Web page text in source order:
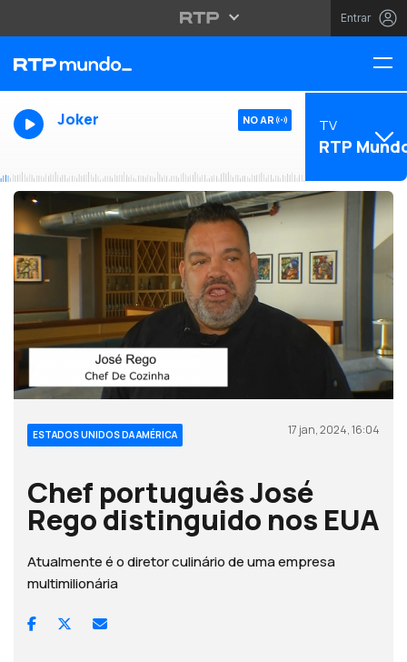
Entrar
Joker NO AR TV
RTP
ESTADOS UNIDOS DA AMÉRICA 17 jan, 2024, 16:04
Chef português José
Rego distinguido nos EUA
Atualmente é o diretor culinário de uma empresa
multimilionária